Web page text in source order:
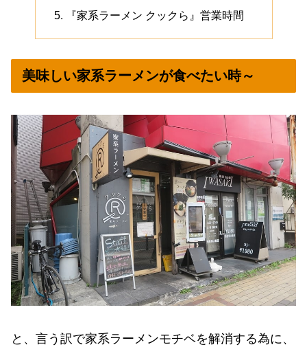
『家系ラーメン クックら』営業時間
美味しい家系ラーメンが食べたい時～
と、言う訳で家系ラーメンモチベを解消する為に、